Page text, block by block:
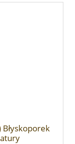
Błyskoporek